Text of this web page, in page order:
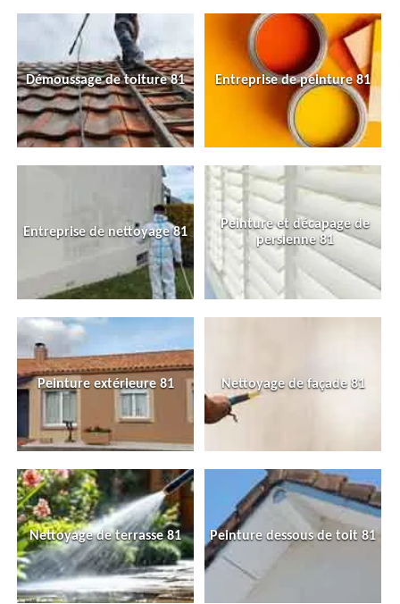
Démoussage de toiture 81 Entreprise de peinture 81
Entreprise de nettoyage 81
Peinture et décapage de
persienne 81
Peinture extérieure 81 Nettoyage de façade 81
Nettoyage de terrasse 81 Peinture dessous de toit 81